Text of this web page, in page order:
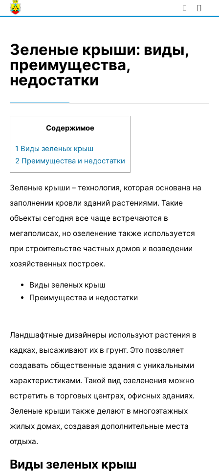
Skip
to
Зеленые крыши: виды,
преимущества,
недостатки
Содержимое
1 Виды зеленых крыш
2 Преимущества и недостатки
Зеленые крыши – технология, которая основана на
заполнении кровли зданий растениями. Такие
объекты сегодня все чаще встречаются в
мегаполисах, но озеленение также используется
при строительстве частных домов и возведении
хозяйственных построек.
Виды зеленых крыш
Преимущества и недостатки
Ландшафтные дизайнеры используют растения в
кадках, высаживают их в грунт. Это позволяет
создавать общественные здания с уникальными
характеристиками. Такой вид озеленения можно
встретить в торговых центрах, офисных зданиях.
Зеленые крыши также делают в многоэтажных
жилых домах, создавая дополнительные места
отдыха.
Виды зеленых крыш